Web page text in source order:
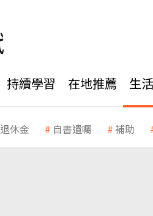
持續學習 在地推薦 生
退休金 自書遺囑 補助